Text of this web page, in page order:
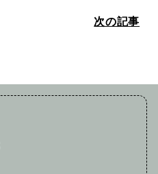
次の記事